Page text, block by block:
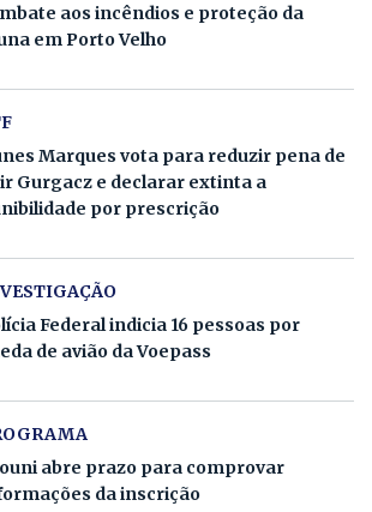
aos incêndios e proteção da
em Porto Velho
Marques vota para reduzir pena de
Gurgacz e declarar extinta a
por prescrição
Federal indicia 16 pessoas por
de avião da Voepass
abre prazo para comprovar
da inscrição